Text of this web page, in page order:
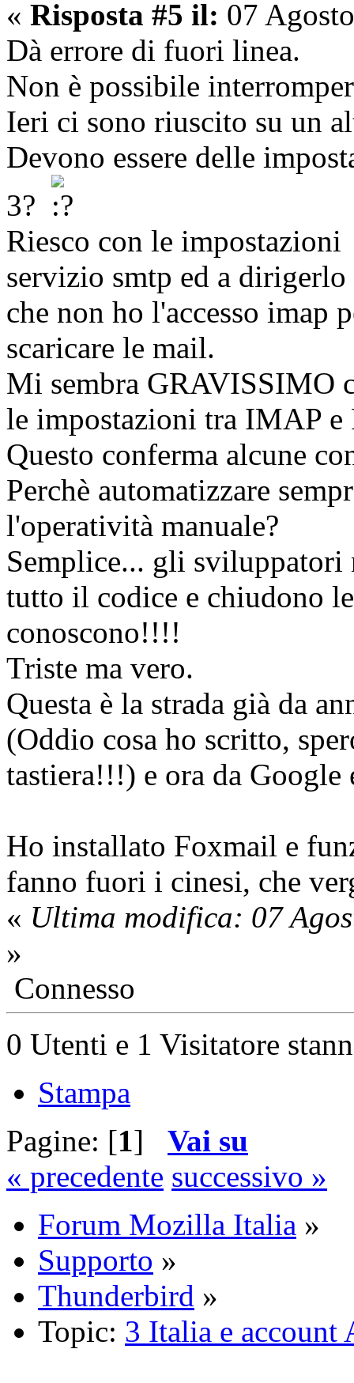
« Risposta #5 il: 07
Dà errore di fuori linea.
Non è possibile
Ieri ci sono riuscito su un
Devono essere delle
3?
Riesco con le
servizio smtp ed a
che non ho l'accesso imap
scaricare le mail.
Mi sembra GRAVISSIMO
le impostazioni tra IMAP e
Questo conferma alcune
Perchè automatizzare
l'operatività manuale?
Semplice... gli sviluppatori
tutto il codice e chiudono
conoscono!!!!
Triste ma vero.
Questa è la strada già da
(Oddio cosa ho scritto,
tastiera!!!) e ora da
Ho installato Foxmail e
fanno fuori i cinesi, che
« Ultima modifica: 07
»
Connesso
0 Utenti e 1 Visitatore
Stampa
Pagine: [1] Vai su
« precedente successivo »
Forum Mozilla Italia »
Supporto »
Thunderbird »
Topic: 3 Italia e account